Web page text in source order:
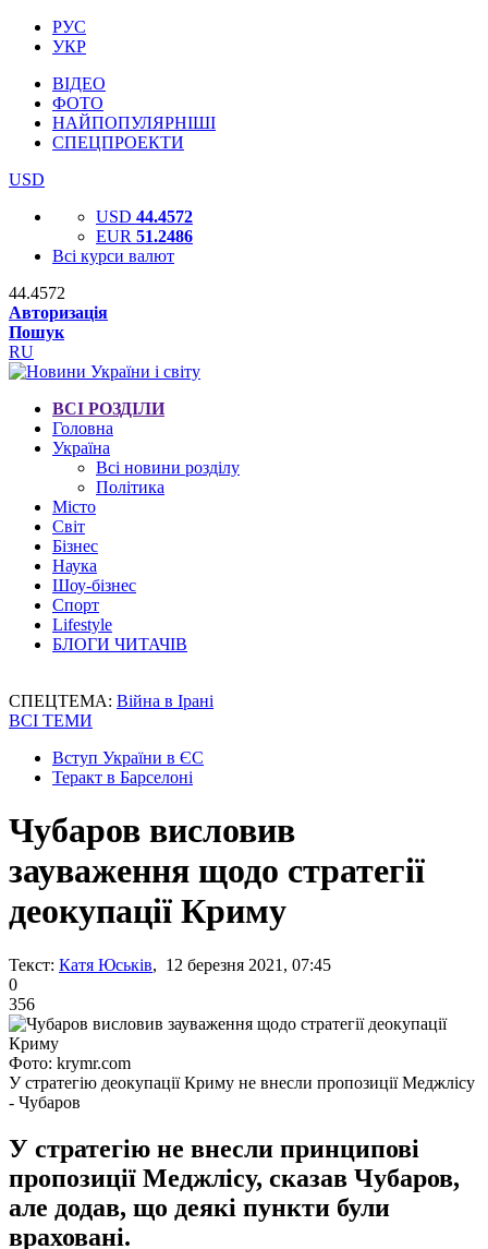
РУС
УКР
ВІДЕО
ФОТО
НАЙПОПУЛЯРНІШІ
СПЕЦПРОЕКТИ
USD
USD 44.4572
EUR 51.2486
Всі курси валют
44.4572
Авторизація
Пошук
RU
ВСІ РОЗДІЛИ
Головна
Україна
Всі новини розділу
Політика
Місто
Світ
Бізнес
Наука
Шоу-бізнес
Спорт
Lifestyle
БЛОГИ ЧИТАЧІВ
СПЕЦТЕМА: Війна в Ірані
ВСІ ТЕМИ
Вступ України в ЄС
Теракт в Барселоні
Чубаров висловив
зауваження щодо стратегії
деокупації Криму
Текст: Катя Юськів, 12 березня 2021, 07:45
0
356
Фото: krymr.com
У стратегію деокупації Криму не внесли пропозиції Меджлісу
- Чубаров
У стратегію не внесли принципові
пропозиції Меджлісу, сказав Чубаров,
але додав, що деякі пункти були
враховані.